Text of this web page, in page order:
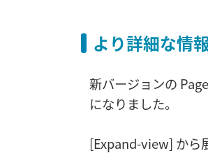
より詳細な情
新バージョンの
になりました。
[Expand-view] から